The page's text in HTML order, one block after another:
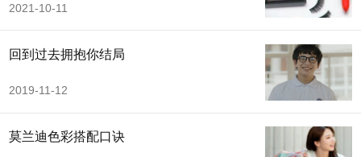
2021-10-11
回到过去拥抱你结局
2019-11-12
莫兰迪色彩搭配口诀